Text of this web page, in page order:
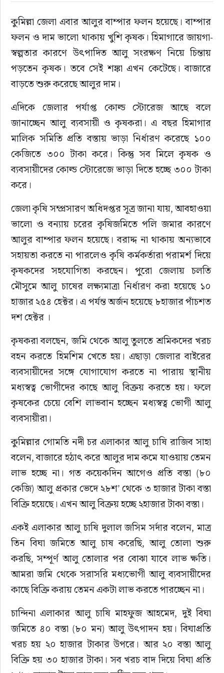
রাজনীতি
নির্বাচন
আলোচিত সংবাদ
ই-পেপার
অন্যান্য
কুমিল্লা জেলা এবার আলুর বাম্পার ফলন হয়েছে। বাম্পার
ফলন ও দাম ভালো থাকায় খুশি কৃষক। হিমাগারে জায়গা-
স্বল্পতার কারণে উৎপাদিত আলু সংরক্ষণ নিয়ে চিন্তায়
পড়তেন কৃষক। তবে সেই শঙ্কা এখন কেটেছে। বাজারে
বাড়তে শুরু করেছে আলুর দাম।
এদিকে জেলার পর্যাপ্ত কোল্ড স্টোরেজ আছে বলে
জানাচ্ছেন আলু ব্যবসায়ী ও কৃষকরা। এ বছর হিমাগার
মালিক সমিতি প্রতি বস্তায় ভাড়া নির্ধারণ করেছে ১০০
কেজিতে ৩০০ টাকা করে। কিন্তু সব মিলে কৃষক ও
ব্যবসায়ীদের কোল্ড স্টোরেজে ভাড়া দিতে হচ্ছে ৩০০ টাকা
করে।
জেলা কৃষি সম্প্রসারণ অধিদপ্তর সূত্র জানা যায়, আবহাওয়া
ভালো ও বন্যায় চরের কৃষিজমিতে পলি জমার কারণে
আলুর বাম্পার ফলন হয়েছে। বরাদ্দ না থাকায় অন্যভাবে
সহায়তা করতে না পারলেও কৃষি কর্মকর্তারা পরামর্শ দিয়ে
কৃষকদের সহযোগিতা করছেন। পুরো জেলায় চলতি
মৌসুমে আলু চাষের লক্ষ্যমাত্রা নির্ধারণ করা হয়েছে ১০
হাজার ২৫৪ হেক্টর। এ পর্যন্ত অর্জন হয়েছে ৮হাজার পাঁচশত
দশ হেক্টর ।
কৃষকরা বলছেন, জমি থেকে আলু তুলতে শ্রমিকদের খরচ
বহন করতে হিমশিম খেতে হয়। এছাড়া জেলার বাইরের
ব্যবসায়ীদের সঙ্গে যোগাযোগ করতে না পারায় স্থানীয়
মধ্যস্বত্ব ভোগীদের কাছে আলু বিক্রয় করতে হয়। ফলে
কৃষকের চেয়ে বেশি লাভবান হচ্ছেন মধ্যস্বত্ব ভোগী আলু
ব্যবসায়ীরা।
কুমিল্লার গোমতি নদী চর এলাকার আলু চাষি রাজিব সাহা
বলেন, বাজারে হঠাৎ করে আলুর দাম কমে যাওয়ায় তেমন
লাভ হচ্ছে না। গত কয়েকদিন আগেও প্রতি বস্তা (৮০
কেজি) আলু প্রকার ভেদে ২৮শ’ থেকে ৩ হাজার টাকা বস্তা
বিক্রি হয়েছে। এখন আলু বিক্রয় হচ্ছে ২হাজার টাকা বস্তা।
একই এলাকার আলু চাষি দুলাল জসিম সর্দার বলেন, মাত্র
তিন বিঘা জমিতে আলু চাষ করেছি, আলু তোলা শুরু
করছি, সম্পূর্ণ আলু তোলার পর বোঝা যাবে লাভ ক্ষতি।
আমরা জমি থেকে সরাসরি মধ্যভোগী আলু ব্যবসায়ীদের
কাছে বিক্রি করায় তেমন একটা লাভ করতে পারচ্ছেন না।
চান্দিনা এলাকার আলু চাষি মাহফুজ আহমেদ, দুই বিঘা
জমিতে ৪০ বস্তা (৮০ মন) আলু উৎপাদন হয়। বিঘাপ্রতি
খরচ হয় ২০ হাজার টাকার উপরে। আর ২০ বস্তা আলু
বিক্রি হয় ৩০ হাজার টাকা। সব খরচ বাদ দিয়ে বিঘা প্রতি